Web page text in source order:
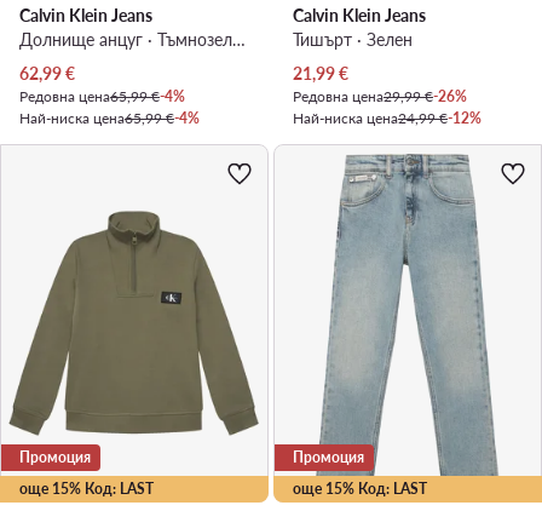
Calvin Klein Jeans
Долнище анцуг · Тъмнозелен
Актуална цена
62,99€
Редовна цена65,99 €-4%
Най-ниска цена65,99 €-4%
Calvin Klein Jeans
Тишърт · Зелен
Актуална цена
21,99€
Редовна цена29,99 €-26%
Най-ниска цена24,99 €-12%
още 15% Код: LAST
Промоция
още 15% Код: LAST
Промоция